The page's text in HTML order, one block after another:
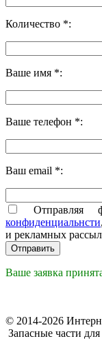
Количество *:
Ваше имя *:
Ваше телефон *:
Ваш email *:
Отправляя
конфиденциальнсти
и рекламных
Ваше заявка
© 2014-2026
Запасные части